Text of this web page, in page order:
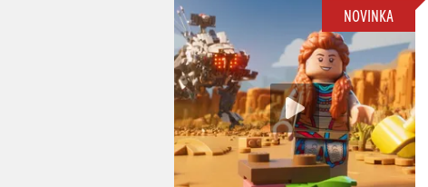
NOVINKA